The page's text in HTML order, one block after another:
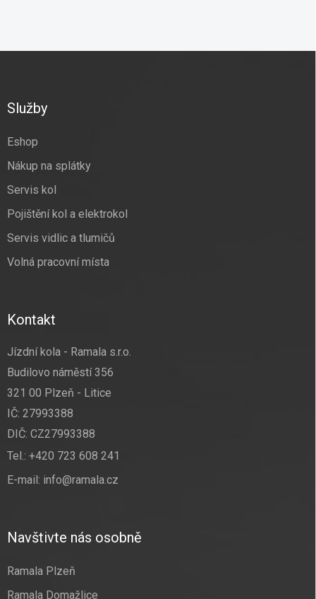
Služby
Eshop
Nákup na splátky
Servis kol
Pojištění kol a elektrokol
Servis vidlic a tlumičů
Volná pracovní místa
Kontakt
Jízdní kola - Ramala s.r.o.
Budilovo náměstí 356
321 00 Plzeň - Litice
IČ: 27993388
DIČ: CZ27993388
Tel.: +420 723 608 241
E-mail: info@ramala.cz
Navštivte nás osobně
Ramala Plzeň
Ramala Domažlice